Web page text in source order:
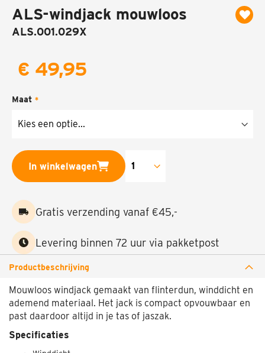
naar
begin
afbeeldingen-
ALS-windjack mouwloos
ALS.001.029X
€ 49,95
Maat
In winkelwagen
Gratis verzending vanaf €45,-
Levering binnen 72 uur via pakketpost
Productbeschrijving
Mouwloos windjack gemaakt van flinterdun, winddicht en
ademend materiaal. Het jack is compact opvouwbaar en
past daardoor altijd in je tas of jaszak.
Specificaties